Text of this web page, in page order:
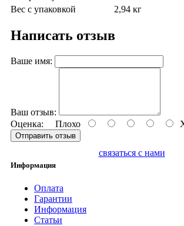
Вес с упаковкой
2,94 кг
Написать отзыв
Ваше имя:
Ваш отзыв:
Оценка: Плохо
Отправить отзыв
связаться с нами
Информация
Оплата
Гарантии
Информация
Статьи